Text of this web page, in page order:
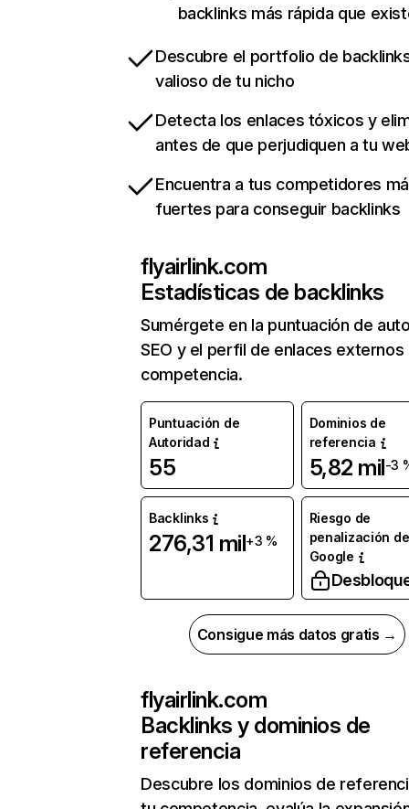
backlinks más rápida que
Descubre el portfolio de
valioso de tu nicho
Detecta los enlaces tóxicos y
antes de que perjudiquen a tu
Encuentra a tus competidores
fuertes para conseguir backlinks
flyairlink.com
Estadísticas de backlinks
Sumérgete en la puntuación de
SEO y el perfil de enlaces externos
competencia.
Puntuación de
Autoridad
55
Dominios de
referencia
5,82 mil-3
Backlinks
276,31 mil+3 %
Riesgo de
penalización de
Google
Consigue más datos gratis →
flyairlink.com
Backlinks y dominios de
referencia
Descubre los dominios de